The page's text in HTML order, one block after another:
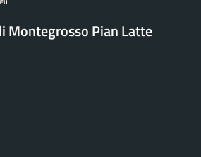
Montegrosso Pian Latte